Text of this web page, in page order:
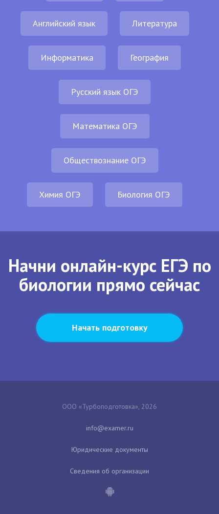
Английский язык Литература
Информатика География
Русский язык ОГЭ
Математика ОГЭ
Обществознание ОГЭ
Химия ОГЭ Биология ОГЭ
Начни онлайн-курс ЕГЭ по
биологии прямо сейчас
Начать подготовку
ООО «Турбоподготовка», 2026
Юридические документы
Сведения об организации